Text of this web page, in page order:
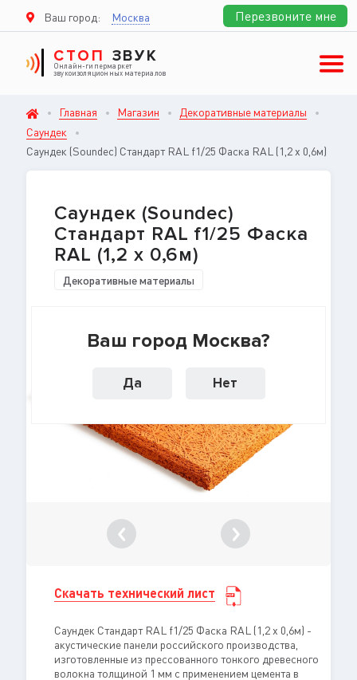
Ваш город: Москва
Ваш город Москва?
Да Нет
СТОП ЗВУК
Онлайн-гипермаркет
звукоизоляционных материалов
Перезвоните мне
Главная Магазин
Декоративные материалы
Саундек
Саундек (Soundec) Стандарт RAL f1/25 Фаска RAL (1,2 x 0,6м)
Саундек (Soundec)
Стандарт RAL f1/25 Фаска
RAL (1,2 x 0,6м)
Декоративные материалы
Скачать технический лист
Саундек Стандарт RAL f1/25 Фаска RAL (1,2 x 0,6м) -
акустические панели российского производства,
изготовленные из прессованного тонкого древесного
волокна толщиной 1 мм с применением цемента в